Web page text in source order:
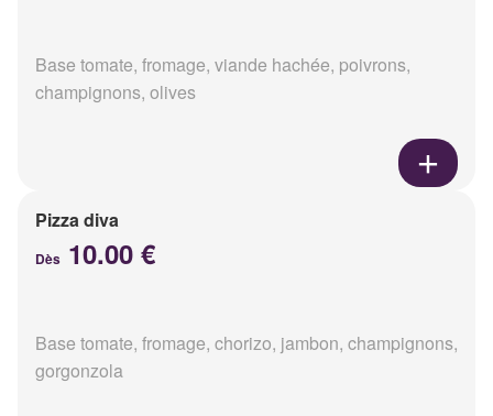
Base tomate, fromage, viande hachée, poivrons,
champignons, olives
Pizza diva
Dès 10.00 €
Base tomate, fromage, chorizo, jambon, champignons,
gorgonzola